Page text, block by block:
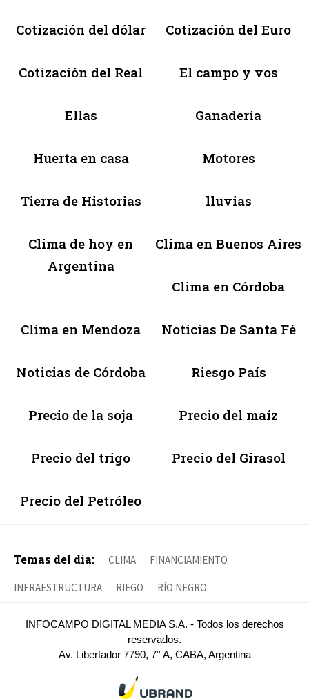
Cotización del dólar Cotización del Euro
Cotización del Real El campo y vos
Ellas Ganadería
Huerta en casa Motores
Tierra de Historias lluvias
Clima de hoy en
Argentina
Clima en Buenos Aires
Clima en Córdoba
Clima en Mendoza Noticias De Santa Fé
Noticias de Córdoba Riesgo País
Precio de la soja Precio del maíz
Precio del trigo Precio del Girasol
Precio del Petróleo
Temas del día: CLIMA FINANCIAMIENTO
INFRAESTRUCTURA RIEGO RÍO NEGRO
INFOCAMPO DIGITAL MEDIA S.A. - Todos los derechos
reservados.
Av. Libertador 7790, 7° A, CABA, Argentina